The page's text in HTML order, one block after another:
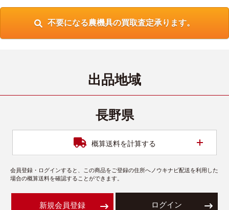
不要になる農機具の買取査定承ります。
出品地域
長野県
概算送料を計算する
会員登録・ログインすると、この商品をご登録の住所へノウキナビ配送を利用した
場合の概算送料を確認することができます。
新規会員登録 ログイン